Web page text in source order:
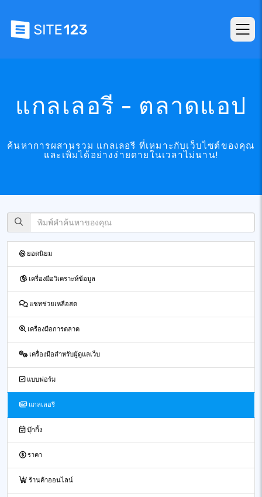
แกลเลอรี - ตลาดแอป
ค้นหาการผสานรวม แกลเลอรี ที่เหมาะกับเว็บไซต์ของคุณ
และเพิ่มได้อย่างง่ายดายในเวลาไม่นาน!
ยอดนิยม
เครื่องมือวิเคราะห์ข้อมูล
แชทช่วยเหลือสด
เครื่องมือการตลาด
เครื่องมือสำหรับผู้ดูแลเว็บ
แบบฟอร์ม
แกลเลอรี
บุ๊กกิ้ง
ราคา
ร้านค้าออนไลน์